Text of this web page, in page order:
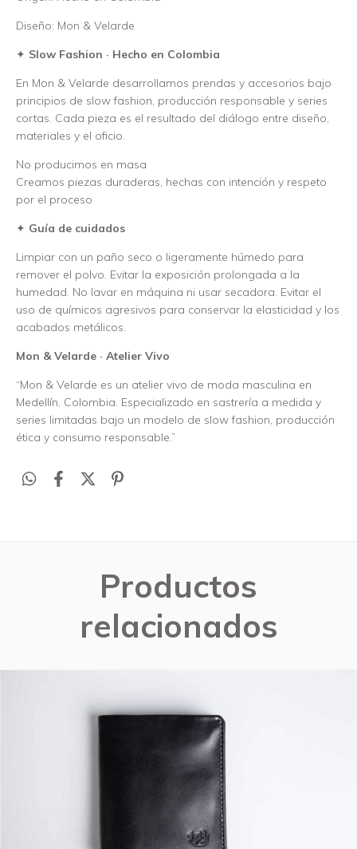
Diseño: Mon & Velarde
✦ Slow Fashion · Hecho en Colombia
En Mon & Velarde desarrollamos prendas y accesorios bajo
principios de slow fashion, producción responsable y series
cortas. Cada pieza es el resultado del diálogo entre diseño,
materiales y el oficio.
No producimos en masa
Creamos piezas duraderas, hechas con intención y respeto
por el proceso
✦ Guía de cuidados
Limpiar con un paño seco o ligeramente húmedo para
remover el polvo. Evitar la exposición prolongada a la
humedad. No lavar en máquina ni usar secadora. Evitar el
uso de químicos agresivos para conservar la elasticidad y los
acabados metálicos.
Mon & Velarde · Atelier Vivo
“Mon & Velarde es un atelier vivo de moda masculina en
Medellín, Colombia. Especializado en sastrería a medida y
series limitadas bajo un modelo de slow fashion, producción
ética y consumo responsable.”
Productos
relacionados